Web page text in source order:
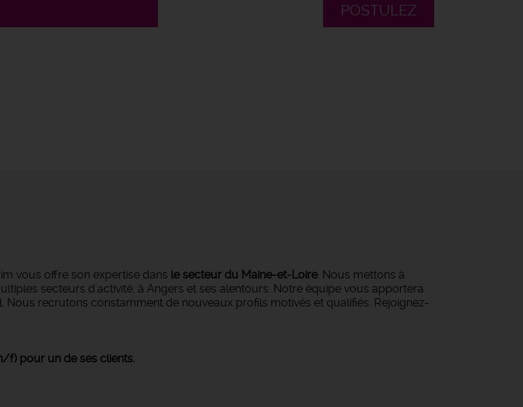
POSTULEZ
vous offre son expertise dans le secteur du Maine-et-Loire. Nous mettons à
secteurs d'activité, à Angers et ses alentours. Notre équipe vous apportera
recrutons constamment de nouveaux profils motivés et qualifiés. Rejoignez-
f) pour un de ses clients.